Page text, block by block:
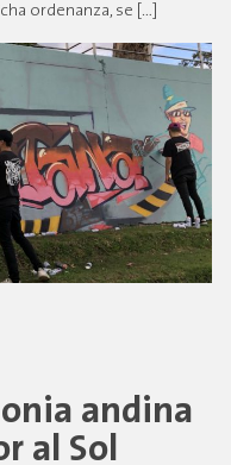
ordenanza, se […]
andina
al Sol